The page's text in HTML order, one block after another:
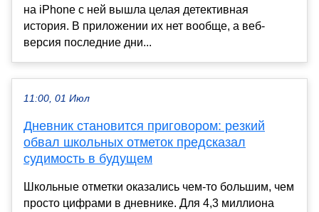
на iPhone с ней вышла целая детективная
история. В приложении их нет вообще, а веб-
версия последние дни...
11:00, 01 Июл
Дневник становится приговором: резкий
обвал школьных отметок предсказал
судимость в будущем
Школьные отметки оказались чем-то большим, чем
просто цифрами в дневнике. Для 4,3 миллиона